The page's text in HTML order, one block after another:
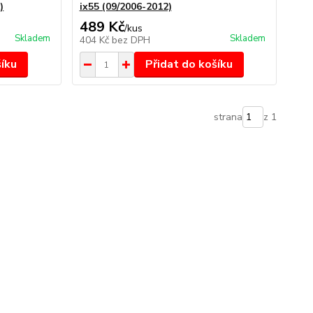
Skladem
ix55 (09/2006-2012)
489 Kč/kus
404 Kč bez DPH Skladem
Přidat do košíku
strana z 1